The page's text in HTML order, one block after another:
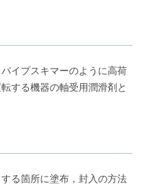
イプスキマーのように高荷
する機器の軸受用潤滑剤と
る箇所に塗布，封入の方法